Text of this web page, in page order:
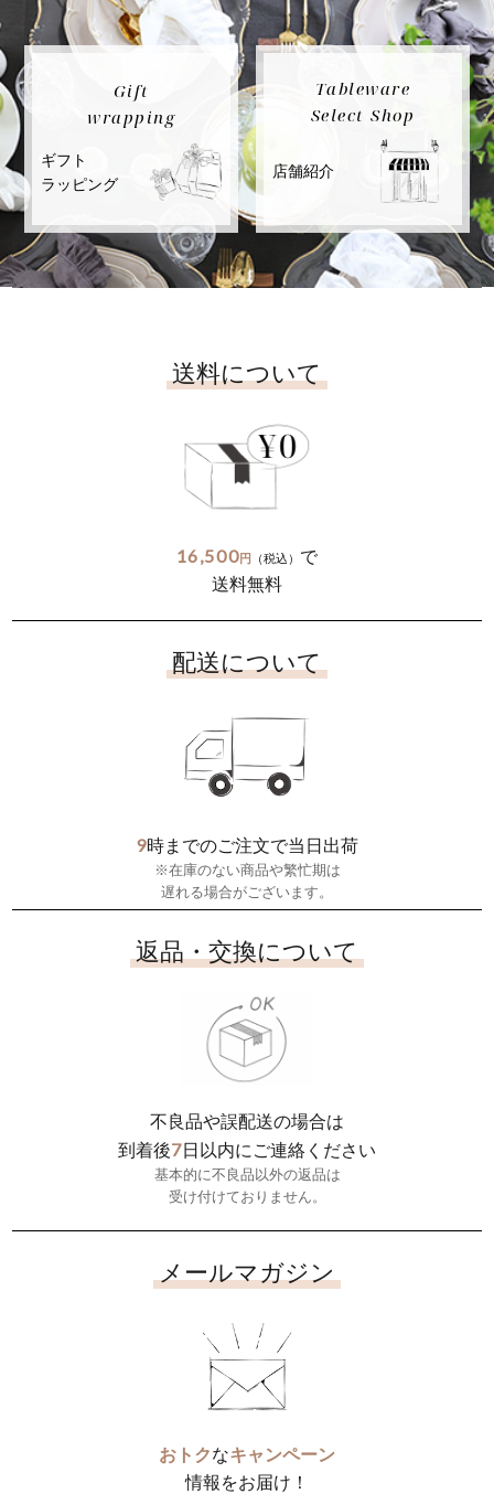
Gift
wrapping
ギフト
ラッピング
Tableware
Select Shop
店舗紹介
送料について
16,500円 （税込） で
送料無料
配送について
9時までのご注文で当日出荷
※在庫のない商品や繁忙期は
遅れる場合がございます。
返品・交換について
不良品や誤配送の場合は
到着後7日以内にご連絡ください
基本的に不良品以外の返品は
受け付けておりません。
メールマガジン
おトクなキャンペーン
情報をお届け！